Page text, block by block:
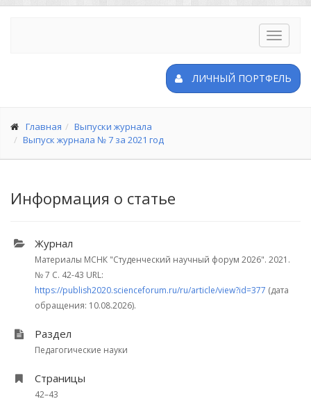
Toggle
ЛИЧНЫЙ ПОРТФЕЛЬ
Главная
Выпуски журнала
Выпуск журнала № 7 за 2021 год
Информация о статье
Журнал
Материалы МСНК "Студенческий научный форум 2026". 2021.
№ 7 С. 42-43 URL:
https://publish2020.scienceforum.ru/ru/article/view?id=377 (дата
обращения: 10.08.2026).
Раздел
Педагогические науки
Страницы
42–43